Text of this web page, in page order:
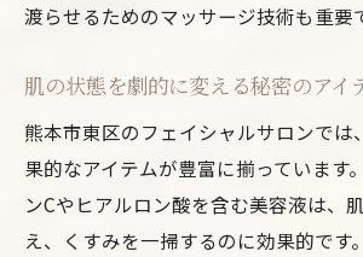
渡らせるためのマッサージ技術も重要
肌の状態を劇的に変える秘密のアイ
熊本市東区のフェイシャルサロンでは
果的なアイテムが豊富に揃っています
ンCやヒアルロン酸を含む美容液は、
え、くすみを一掃するのに効果的です